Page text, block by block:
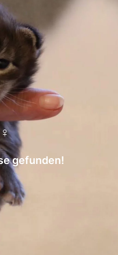
gefunden!